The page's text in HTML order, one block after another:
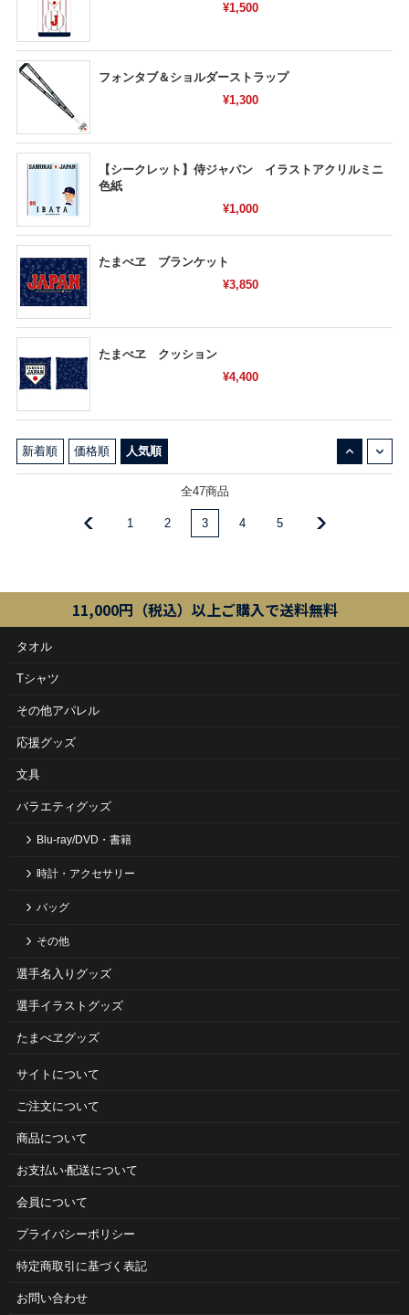
¥1,500
フォンタブ＆ショルダーストラップ
¥1,300
【シークレット】侍ジャパン イラストアクリルミニ
色紙
¥1,000
たまべヱ ブランケット
¥3,850
たまべヱ クッション
¥4,400
新着順 価格順 人気順
全47商品
1 2 3 4 5
11,000円（税込）以上ご購入で送料無料
タオル
Tシャツ
その他アパレル
応援グッズ
文具
バラエティグッズ
Blu-ray/DVD・書籍
時計・アクセサリー
バッグ
その他
選手名入りグッズ
選手イラストグッズ
たまべヱグッズ
サイトについて
ご注⽂について
商品について
お⽀払い‧配送について
会員について
プライバシーポリシー
特定商取引に基づく表記
お問い合わせ